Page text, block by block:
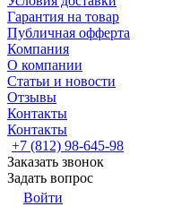
Гарантия на товар
Публичная офферта
Компания
О компании
Статьи и новости
Отзывы
Контакты
Контакты
+7 (812) 98-645-98
Заказать звонок
Задать вопрос
Войти